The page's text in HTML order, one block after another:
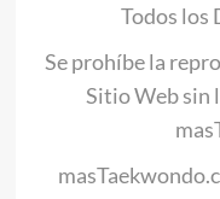
Todos los
Se prohíbe la
Sitio Web sin